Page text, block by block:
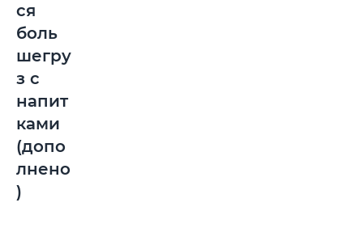
ся
боль
шегру
з с
напит
ками
(допо
лнено
)